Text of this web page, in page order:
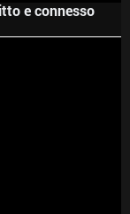
e connesso